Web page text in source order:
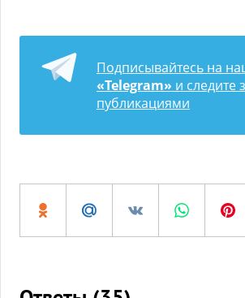
Подписывайтесь на
«Telegram» и следите
публикациями